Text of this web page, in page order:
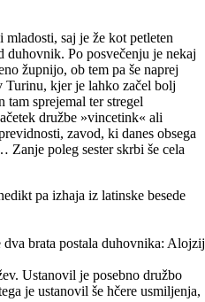
saj je že kot petleten
duhovnik. Po posvečenju je nekaj
župnijo, ob tem pa še naprej
Turinu, kjer je lahko začel bolj
sprejemal ter stregel
družbe »vincetink« ali
zavod, ki danes obsega
Zanje poleg sester skrbi še cela
pa izhaja iz latinske besede
brata postala duhovnika: Alojzij
Ustanovil je posebno družbo
je ustanovil še hčere usmiljenja,